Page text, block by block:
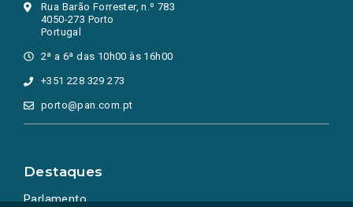
Rua Barão Forrester, n.º 783
4050-273 Porto
Portugal
2ª a 6ª das 10h00 às 16h00
+351 228 329 273
porto@pan.com.pt
Destaques
Parlamento